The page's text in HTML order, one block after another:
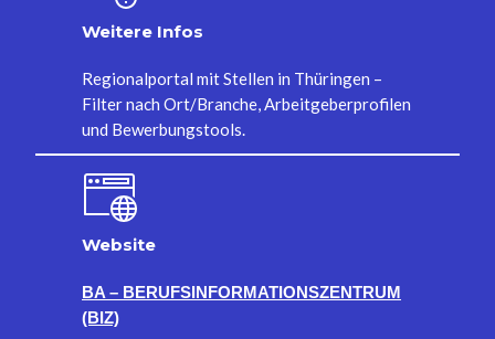
Weitere Infos
Regionalportal mit Stellen in Thüringen –
Filter nach Ort/Branche, Arbeitgeberprofilen
und Bewerbungstools.
Website
BA – BERUFSINFORMATIONSZENTRUM
(BIZ)